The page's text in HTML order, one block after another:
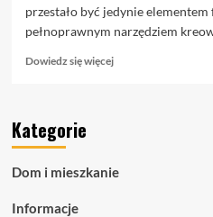
przestało być jedynie
pełnoprawnym narzędziem
Dowiedz się więcejDowiedz
–
Kategorie
Dom i mieszkanie
Informacje